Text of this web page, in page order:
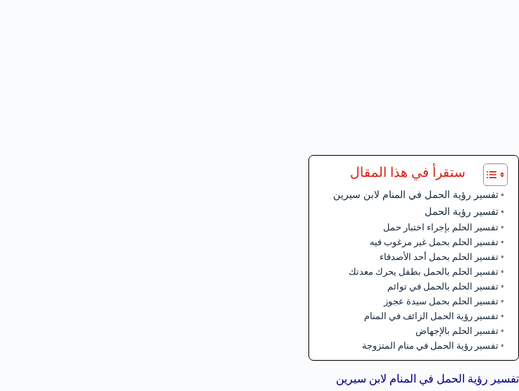
ستقرأ في هذا المقال
تفسير رؤية الحمل في المنام لابن سيرين
تفسير رؤية الحمل
تفسير الحلم بإجراء اختبار حمل
تفسير الحلم بحمل غير مرغوب فيه
تفسير الحلم بحمل أحد الأصدقاء
تفسير الحلم بالحمل بطفل يحرك معدتك
تفسير الحلم بالحمل في توائم
تفسير الحلم بحمل سيدة عجوز
تفسير رؤية الحمل الزائف في المنام
تفسير الحلم بالإجهاض
تفسير رؤية الحمل في منام المتزوجة
تفسير رؤية الحمل في المنام لابن سيرين